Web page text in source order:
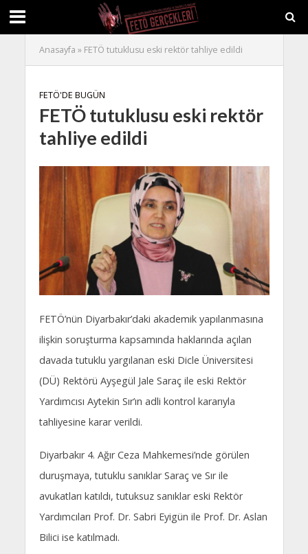
Anasayfa » FETÖ tutuklusu eski rektör tahliye edildi
FETÖ'DE BUGÜN
FETÖ tutuklusu eski rektör
tahliye edildi
FETÖ’nün Diyarbakır’daki akademik yapılanmasına
ilişkin soruşturma kapsamında haklarında açılan
davada tutuklu yargılanan eski Dicle Üniversitesi
(DÜ) Rektörü Ayşegül Jale Saraç ile eski Rektör
Yardımcısı Aytekin Sır’ın adli kontrol kararıyla
tahliyesine karar verildi.
Diyarbakır 4. Ağır Ceza Mahkemesi’nde görülen
duruşmaya, tutuklu sanıklar Saraç ve Sır ile
avukatları katıldı, tutuksuz sanıklar eski Rektör
Yardımcıları Prof. Dr. Sabri Eyigün ile Prof. Dr. Aslan
Bilici ise katılmadı.